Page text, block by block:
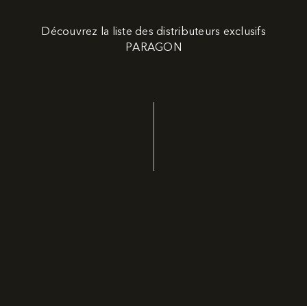
Découvrez la liste des distributeurs exclusifs
PARAGON